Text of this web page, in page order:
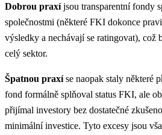
Dobrou praxíjsou transparentní fondy
společnostmi (některé FKI dokonce
výsledky a nechávají se ratingovat), což
celý sektor.
Špatnou praxíse naopak staly některé
fond formálně splňoval status FKI, ale
přijímal investory bez dostatečné
minimální investice. Tyto excesy jsou